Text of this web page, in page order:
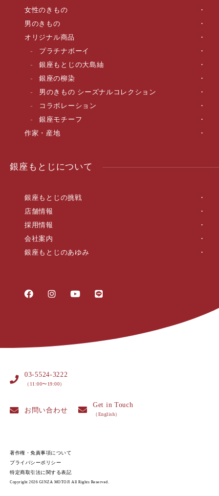
女性のきもの
男のきもの
オリジナル商品
プラチナボーイ
銀座もとじの大島紬
銀座の柳染
男のきもの シーズナルコレクション
コラボレーション
銀座モチーフ
作家・産地
銀座もとじについて
銀座もとじの挑戦
店舗情報
採用情報
会社案内
銀座もとじのあゆみ
03-5524-3222
（11:00〜19:00）
お問い合わせ
Get in Touch
（English）
著作権・免責事項について
プライバシーポリシー
特定商取引法に関する表記
Copyright 2026 GINZA MOTOJI All Rights Reserved.